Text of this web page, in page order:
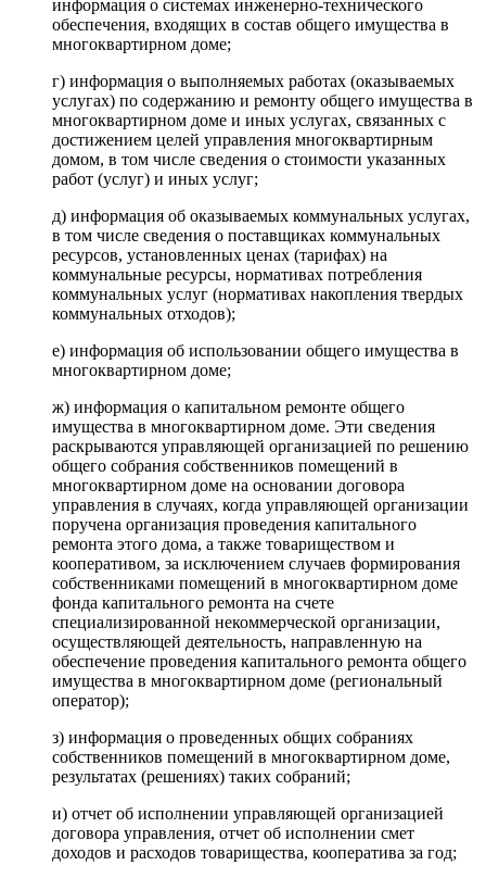
информация о системах инженерно-технического
обеспечения, входящих в состав общего имущества в
многоквартирном доме;
г) информация о выполняемых работах (оказываемых
услугах) по содержанию и ремонту общего имущества в
многоквартирном доме и иных услугах, связанных с
достижением целей управления многоквартирным
домом, в том числе сведения о стоимости указанных
работ (услуг) и иных услуг;
д) информация об оказываемых коммунальных услугах,
в том числе сведения о поставщиках коммунальных
ресурсов, установленных ценах (тарифах) на
коммунальные ресурсы, нормативах потребления
коммунальных услуг (нормативах накопления твердых
коммунальных отходов);
е) информация об использовании общего имущества в
многоквартирном доме;
ж) информация о капитальном ремонте общего
имущества в многоквартирном доме. Эти сведения
раскрываются управляющей организацией по решению
общего собрания собственников помещений в
многоквартирном доме на основании договора
управления в случаях, когда управляющей организации
поручена организация проведения капитального
ремонта этого дома, а также товариществом и
кооперативом, за исключением случаев формирования
собственниками помещений в многоквартирном доме
фонда капитального ремонта на счете
специализированной некоммерческой организации,
осуществляющей деятельность, направленную на
обеспечение проведения капитального ремонта общего
имущества в многоквартирном доме (региональный
оператор);
з) информация о проведенных общих собраниях
собственников помещений в многоквартирном доме,
результатах (решениях) таких собраний;
и) отчет об исполнении управляющей организацией
договора управления, отчет об исполнении смет
доходов и расходов товарищества, кооператива за год;